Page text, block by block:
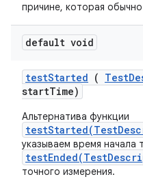
причине, которая
default void
testStarted ( Test
startTime)
Альтернатива функции
указываем время начала
точного измерения.